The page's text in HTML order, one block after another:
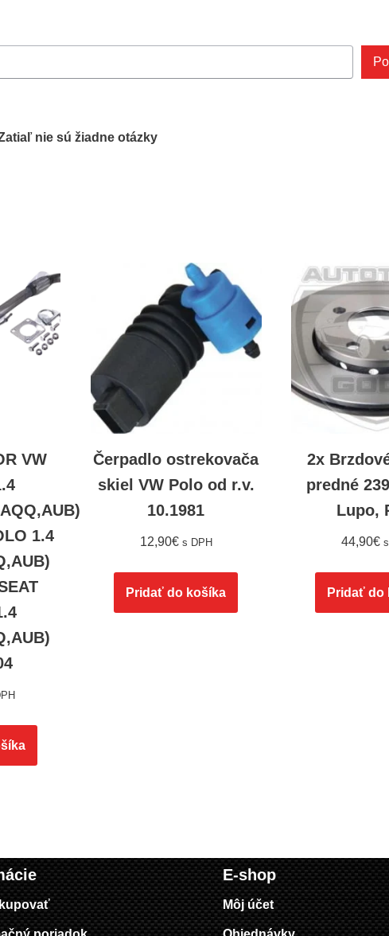
nie sú žiadne otázky
VW
1.4
Čerpadlo ostrekovača
skiel VW Polo od r.v.
10.1981
12,90€ s DPH
Pridať do košíka
2x
predné
Lupo,
44,90€
Pridať do
E-shop
Môj účet